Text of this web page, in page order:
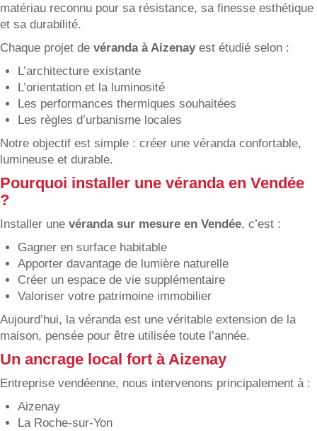
matériau reconnu pour sa résistance, sa finesse esthétique
et sa durabilité.
Chaque projet de véranda à Aizenayest étudié selon :
L’architecture existante
L’orientation et la luminosité
Les performances thermiques souhaitées
Les règles d’urbanisme locales
Notre objectif est simple : créer une véranda confortable,
lumineuse et durable.
Pourquoi installer une véranda en Vendée
?
Installer une véranda sur mesure en Vendée, c’est :
Gagner en surface habitable
Apporter davantage de lumière naturelle
Créer un espace de vie supplémentaire
Valoriser votre patrimoine immobilier
Aujourd’hui, la véranda est une véritable extension de la
maison, pensée pour être utilisée toute l’année.
Un ancrage local fort à Aizenay
Entreprise vendéenne, nous intervenons principalement à :
Aizenay
La Roche-sur-Yon